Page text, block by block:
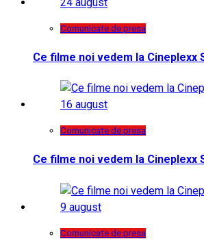
Comunicate de presa
Ce filme noi vedem la Cineplexx
Comunicate de presa
Ce filme noi vedem la Cineplexx
Comunicate de presa